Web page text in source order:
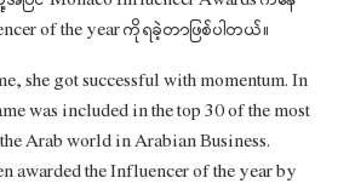
of the year ကိုရခဲ့တာဖြစ်ပါတယ်။
she got successful with momentum. In
was included in the top 30 of the most
Arab world in Arabian Business.
awarded the Influencer of the year by